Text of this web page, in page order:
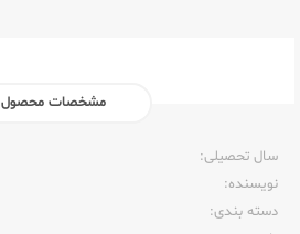
مشخصات محصول
سال تحصیلی:‌
نویسنده:‌
دسته بندی: